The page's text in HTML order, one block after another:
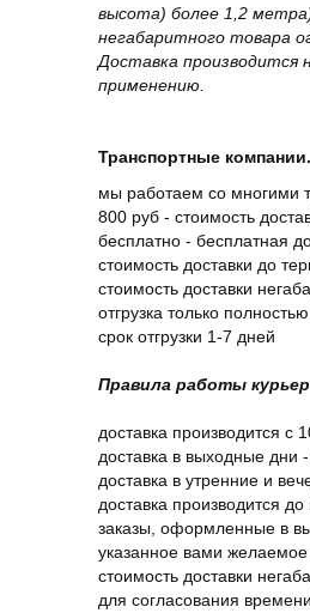
высота) более 1,2
негабаритного товара
Доставка производится
применению.
Транспортные
мы работаем со многими
800 руб - стоимость
бесплатно - бесплатная
стоимость доставки до
стоимость доставки
отгрузка только
срок отгрузки 1-7 дней
Правила работы
доставка производится с
доставка в выходные дни
доставка в утренние и
доставка производится
заказы, оформленные в
указанное вами
стоимость доставки
для согласования